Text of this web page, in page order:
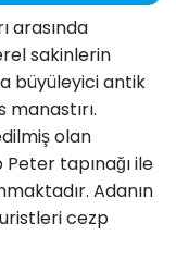
arasında
sakinlerin
büyüleyici antik
olan
Peter tapınağı ile
Adanın
cezp